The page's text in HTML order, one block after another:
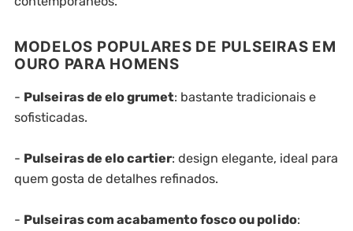
MODELOS POPULARES DE PULSEIRAS EM
OURO PARA HOMENS
- Pulseiras de elo grumet: bastante tradicionais e
sofisticadas.
- Pulseiras de elo cartier: design elegante, ideal para
quem gosta de detalhes refinados.
- Pulseiras com acabamento fosco ou polido: